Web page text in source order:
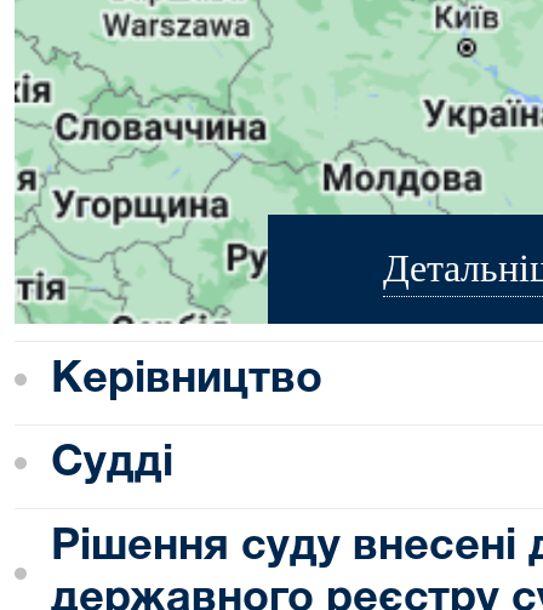
Керівництво
Судді
Рішення суду
державного реєстру